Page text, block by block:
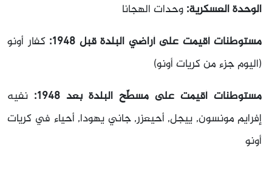
الوحدة العسكرية: وحدات الهجانا
مستوطنات أقيمت على أراضي البلدة قبل 1948:
كفار أونو
(اليوم جزء من كريات أونو)
مستوطنات أقيمت على مسطّح البلدة بعد 1948:
نفيه
إفرايم مونسون, ييجل, أحيعزر, جاني يهودا, أحياء في كريات
أونو